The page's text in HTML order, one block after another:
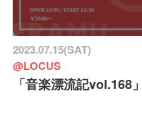
2023.07.15(SAT)
@LOCUS
「音楽漂流記vol.168」